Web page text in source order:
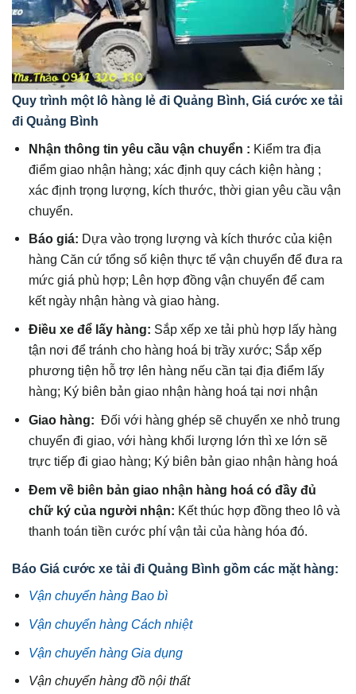
Quy trình một lô hàng lẻ đi Quảng Bình, Giá cước xe tải
đi Quảng Bình
Nhận thông tin yêu cầu vận chuyển : Kiểm tra địa
điểm giao nhận hàng; xác định quy cách kiện hàng ;
xác định trọng lượng, kích thước, thời gian yêu cầu vận
chuyển.
Báo giá: Dựa vào trọng lượng và kích thước của kiện
hàng Căn cứ tổng số kiện thực tế vận chuyển để đưa ra
mức giá phù hợp; Lên hợp đồng vận chuyển để cam
kết ngày nhận hàng và giao hàng.
Điều xe để lấy hàng: Sắp xếp xe tải phù hợp lấy hàng
tận nơi để tránh cho hàng hoá bị trầy xước; Sắp xếp
phương tiện hỗ trợ lên hàng nếu cần tại địa điểm lấy
hàng; Ký biên bản giao nhận hàng hoá tại nơi nhận
Giao hàng:Đối với hàng ghép sẽ chuyển xe nhỏ trung
chuyển đi giao, với hàng khối lượng lớn thì xe lớn sẽ
trực tiếp đi giao hàng; Ký biên bản giao nhận hàng hoá
Đem về biên bản giao nhận hàng hoá có đầy đủ
chữ ký của người nhận: Kết thúc hợp đồng theo lô và
thanh toán tiền cước phí vận tải của hàng hóa đó.
Báo Giá cước xe tải đi Quảng Bình gồm các mặt hàng:
Vận chuyển hàng Bao bì
Vận chuyển hàng Cách nhiệt
Vận chuyển hàng Gia dụng
Vận chuyển hàng đồ nội thất